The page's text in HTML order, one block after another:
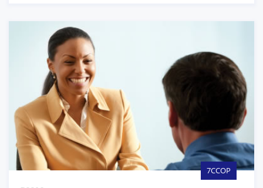
7CCOP